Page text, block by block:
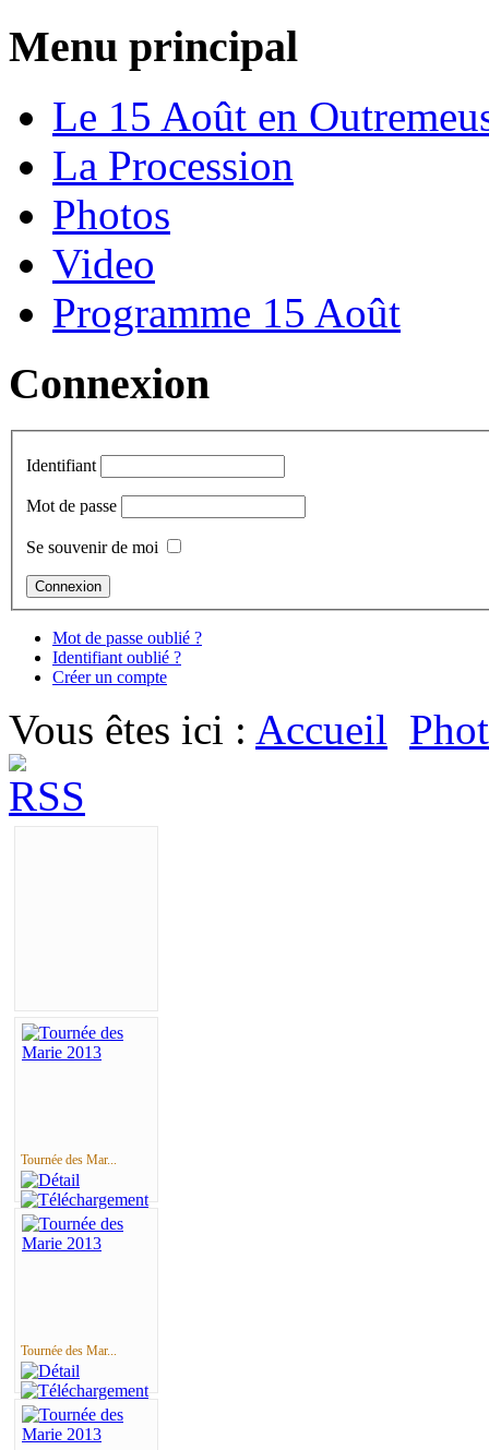
Menu principal
Le 15 Août en
La Procession
Photos
Video
Programme 15 Août
Connexion
Identifiant
Mot de passe
Se souvenir de moi
Mot de passe oublié ?
Identifiant oublié ?
Créer un compte
Vous êtes ici : Accueil
Tournée des Mar...
Tournée des Mar...